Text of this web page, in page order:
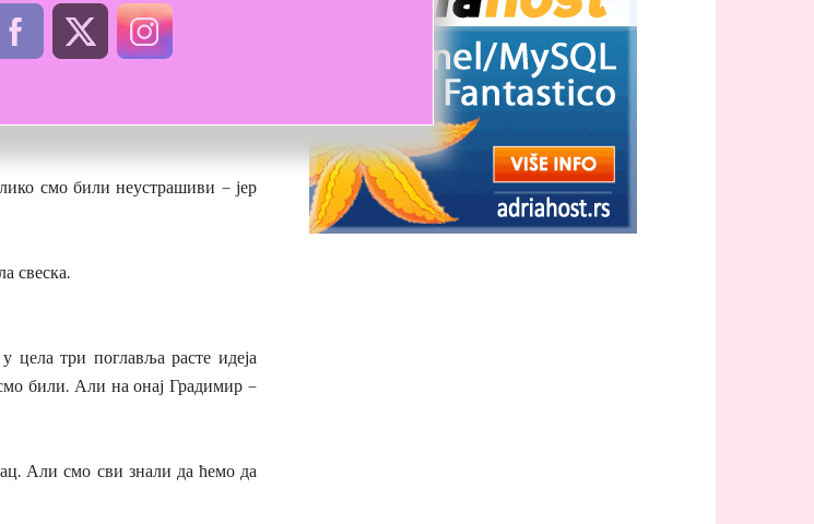
каишева везаних марамом,
стајала на углу улице и
смо били неустрашиви – јер
свеска.
цела три поглавља расте идеја
били. Али на онај Градимир –
Али смо сви знали да ћемо да